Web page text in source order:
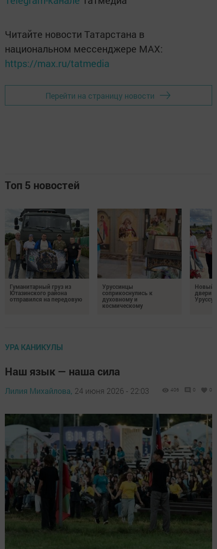
Читайте новости Татарстана в
национальном мессенджере MАХ:
https://max.ru/tatmedia
Перейти на страницу новости
Топ 5 новостей
Гуманитарный груз из
Ютазинского района
отправился на передовую
Уруссинцы
соприкоснулись к
духовному и
космическому
Новый
двери
Уруссу
УРА КАНИКУЛЫ
Наш язык — наша сила
Лилия Михайлова, 24 июня 2026 - 22:03 406 0 0